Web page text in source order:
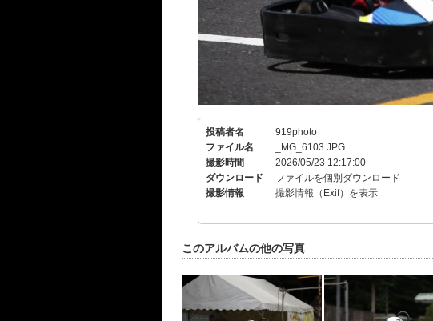
投稿者名
919photo
ファイル名
_MG_6103.JPG
撮影時間
2026/05/23 12:17:00
ダウンロード
ファイルを個別ダウンロード
撮影情報
撮影情報（Exif）を表示
このアルバムの他の写真